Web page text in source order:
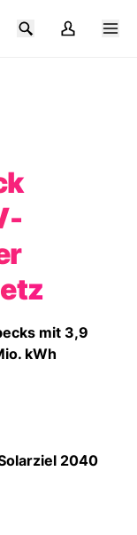
mit 3,9
kWh
2040